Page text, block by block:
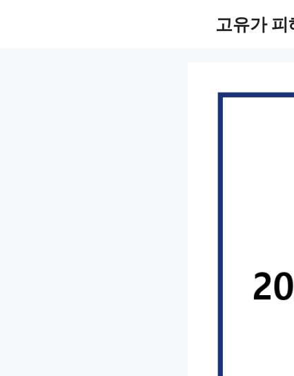
고유가